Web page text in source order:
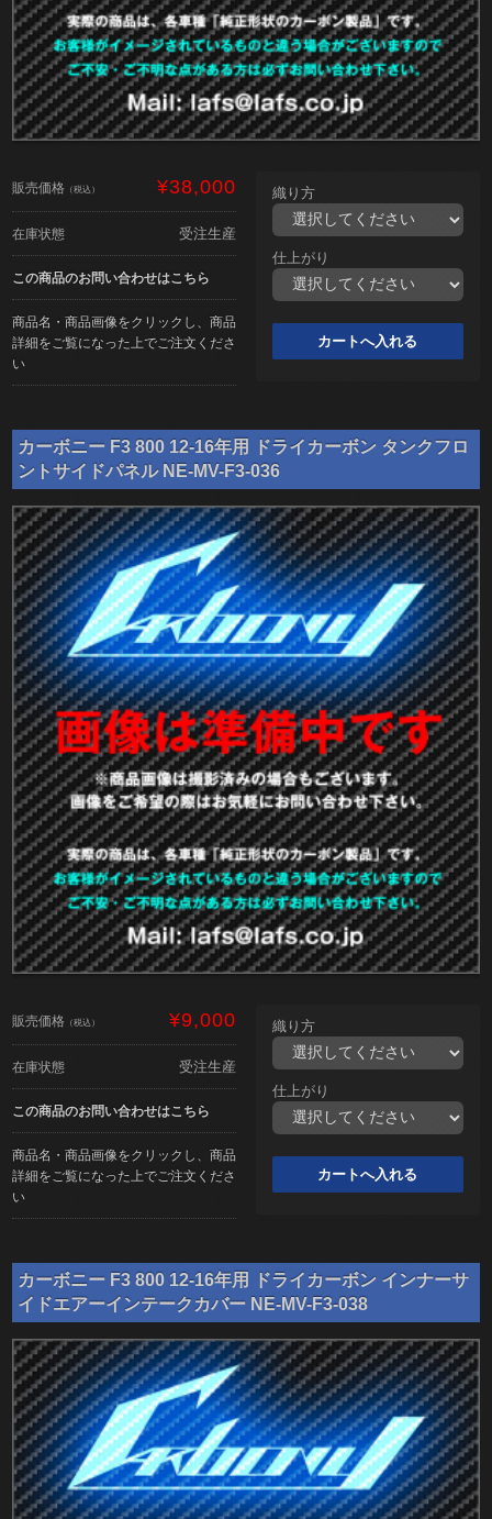
販売価格 （税込） ¥38,000
在庫状態 受注生産
この商品のお問い合わせはこちら
商品名・商品画像をクリックし、商品
詳細をご覧になった上でご注文くださ
い
織り方
仕上がり
カーボニー F3 800 12-16年用 ドライカーボン タンクフロ
ントサイドパネル NE-MV-F3-036
販売価格 （税込） ¥9,000
在庫状態 受注生産
この商品のお問い合わせはこちら
商品名・商品画像をクリックし、商品
詳細をご覧になった上でご注文くださ
い
織り方
仕上がり
カーボニー F3 800 12-16年用 ドライカーボン インナーサ
イドエアーインテークカバー NE-MV-F3-038